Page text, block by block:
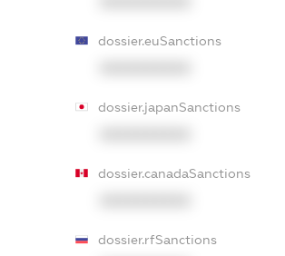
dossier.euSanctions
dossier.japanSanctions
dossier.canadaSanctions
dossier.rfSanctions